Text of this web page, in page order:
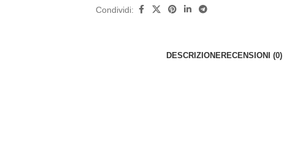
Condividi:
DESCRIZIONERECENSIONI (0)